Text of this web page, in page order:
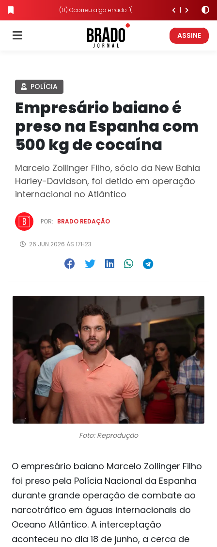
(0) Ocorreu algo errado :'(
ASSINE
POLÍCIA
Empresário baiano é
preso na Espanha com
500 kg de cocaína
Marcelo Zollinger Filho, sócio da New Bahia
Harley-Davidson, foi detido em operação
internacional no Atlântico
POR: BRADO REDAÇÃO
26.JUN.2026 ÀS 17H23
Foto: Reprodução
O empresário baiano Marcelo Zollinger Filho
foi preso pela Polícia Nacional da Espanha
durante grande operação de combate ao
narcotráfico em águas internacionais do
Oceano Atlântico. A interceptação
aconteceu no dia 18 de junho, a cerca de